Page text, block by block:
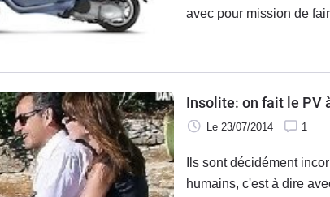
avec pour mission de
identique à la très
Insolite: on fait le PV
Le 23/07/2014 1
Ils sont décidément
humains, c'est à dire